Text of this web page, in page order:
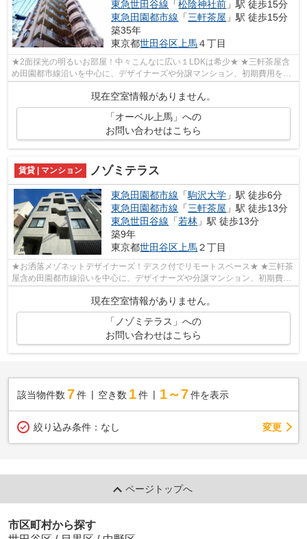
東急世田谷線 「松陰神社前 」駅 徒歩15分
東急田園都市線 「三軒茶屋 」駅 徒歩15分
築35年
東京都世田谷区 上馬４丁目
★2面採光の明るいお部屋！中々こんなに広い１LDKは希少★ ★三軒茶屋含
め田園都市線沿いを中心に、デザイナーズや分譲マンション、初期費用を抑
現在空室情報がありません。
「オーベル上馬」への
お問い合わせはこちら
賃貸 | マンション ノゾミテラス
東急田園都市線 「駒沢大学 」駅 徒歩6分
東急田園都市線 「三軒茶屋 」駅 徒歩13分
東急世田谷線 「若林 」駅 徒歩13分
築9年
東京都世田谷区上馬２丁目
★お洒落メゾネットデザイナーズ！デスク付でリモートスペース★ ★三軒茶
屋含め田園都市線沿いを中心に、デザイナーズや分譲マンション、初期費用
現在空室情報がありません。
「ノゾミテラス」への
お問い合わせはこちら
該当物件数 7件 空き数 1 件 1～7 件を表示
絞り込み条件： なし 変更
ページトップへ
市区町村から探す